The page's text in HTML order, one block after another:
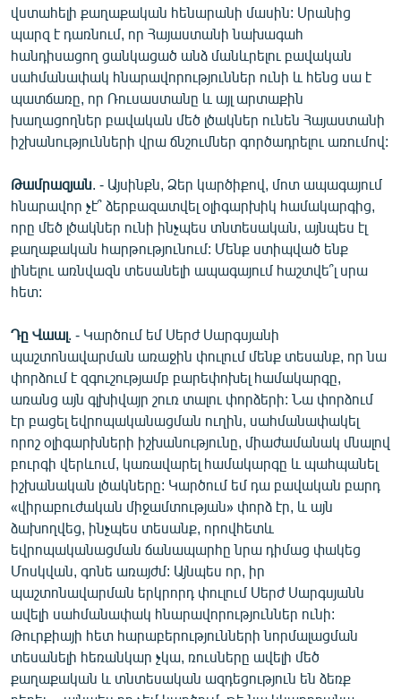
վստահելի քաղաքական հենարանի մասին: Սրանից
պարզ է դառնում, որ Հայաստանի նախագահ
հանդիսացող ցանկացած անձ մանևրելու բավական
սահմանափակ հնարավորություններ ունի և հենց սա է
պատճառը, որ Ռուսաստանը և այլ արտաքին
խաղացողներ բավական մեծ լծակներ ունեն Հայաստանի
իշխանությունների վրա ճնշումներ գործադրելու առումով:
Թամրազյան . - Այսինքն, Ձեր կարծիքով, մոտ ապագայում
հնարավոր չէ՞ ձերբազատվել օլիգարխիկ համակարգից,
որը մեծ լծակներ ունի ինչպես տնտեսական, այնպես էլ
քաղաքական հարթությունում: Մենք ստիպված ենք
լինելու առնվազն տեսանելի ապագայում հաշտվե՞լ սրա
հետ:
Դը Վաալ . - Կարծում եմ Սերժ Սարգսյանի
պաշտոնավարման առաջին փուլում մենք տեսանք, որ նա
փորձում է զգուշությամբ բարեփոխել համակարգը,
առանց այն գլխիվայր շուռ տալու փորձերի: Նա փորձում
էր բացել եվրոպականացման ուղին, սահմանափակել
որոշ օլիգարխների իշխանությունը, միաժամանակ մնալով
բուրգի վերևում, կառավարել համակարգը և պահպանել
իշխանական լծակները: Կարծում եմ դա բավական բարդ
«վիրաբուժական միջամտության» փորձ էր, և այն
ձախողվեց, ինչպես տեսանք, որովհետև
եվրոպականացման ճանապարհը նրա դիմաց փակեց
Մոսկվան, գոնե առայժմ: Այնպես որ, իր
պաշտոնավարման երկրորդ փուլում Սերժ Սարգսյանն
ավելի սահմանափակ հնարավորություններ ունի:
Թուրքիայի հետ հարաբերությունների նորմալացման
տեսանելի հեռանկար չկա, ռուսները ավելի մեծ
քաղաքական և տնտեսական ազդեցություն են ձեռք